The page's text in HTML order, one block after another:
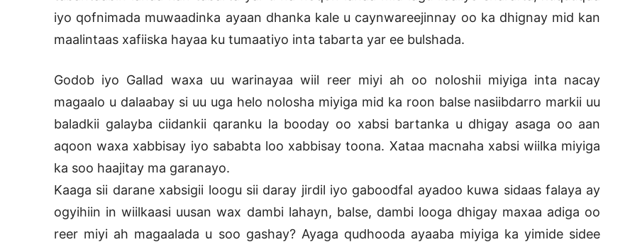
iyo qofnimada muwaadinka ayaan dhanka kale u caynwareejinnay oo ka dhignay mid kan
maalintaas xafiiska hayaa ku tumaatiyo inta tabarta yar ee bulshada.
Godob iyo Gallad waxa uu warinayaa wiil reer miyi ah oo noloshii miyiga inta nacay
magaalo u dalaabay si uu uga helo nolosha miyiga mid ka roon balse nasiibdarro markii uu
baladkii galayba ciidankii qaranku la booday oo xabsi bartanka u dhigay asaga oo aan
aqoon waxa xabbisay iyo sababta loo xabbisay toona. Xataa macnaha xabsi wiilka miyiga
ka soo haajitay ma garanayo.
Kaaga sii darane xabsigii loogu sii daray jirdil iyo gaboodfal ayadoo kuwa sidaas falaya ay
ogyihiin in wiilkaasi uusan wax dambi lahayn, balse, dambi looga dhigay maxaa adiga oo
reer miyi ah magaalada u soo gashay? Ayaga qudhooda ayaaba miyiga ka yimide sidee